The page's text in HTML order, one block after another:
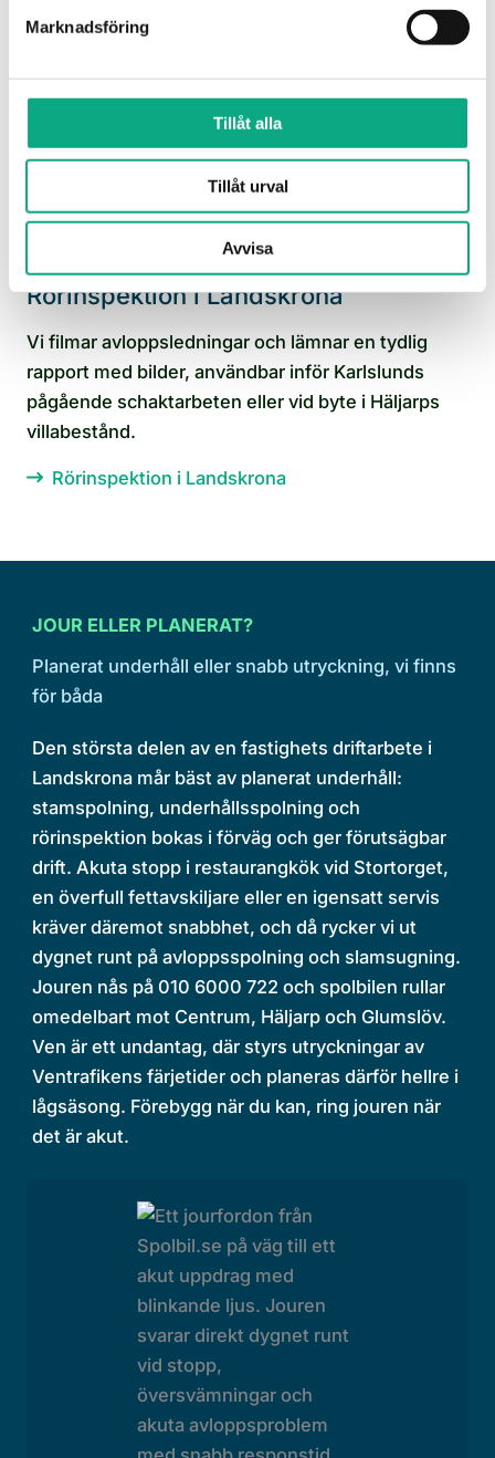
Marknadsföring
Tillåt alla
Tillåt urval
Avvisa
Rörinspektion i Landskrona
Vi filmar avloppsledningar och lämnar en tydlig
rapport med bilder, användbar inför Karlslunds
pågående schaktarbeten eller vid byte i Häljarps
villabestånd.
Rörinspektion i Landskrona
JOUR ELLER PLANERAT?
Planerat underhåll eller snabb utryckning, vi finns
för båda
Den största delen av en fastighets driftarbete i
Landskrona mår bäst av planerat underhåll:
stamspolning, underhållsspolning och
rörinspektion bokas i förväg och ger förutsägbar
drift. Akuta stopp i restaurangkök vid Stortorget,
en överfull fettavskiljare eller en igensatt servis
kräver däremot snabbhet, och då rycker vi ut
dygnet runt på avloppsspolning och slamsugning.
Jouren nås på 010 6000 722 och spolbilen rullar
omedelbart mot Centrum, Häljarp och Glumslöv.
Ven är ett undantag, där styrs utryckningar av
Ventrafikens färjetider och planeras därför hellre i
lågsäsong. Förebygg när du kan, ring jouren när
det är akut.